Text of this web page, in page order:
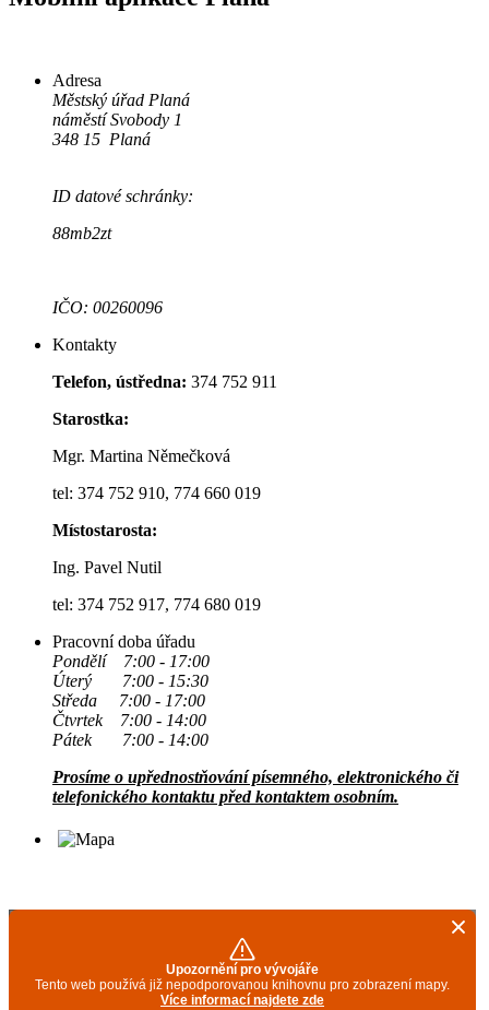
Adresa
Městský úřad Planá
náměstí Svobody 1
348 15 Planá
ID datové schránky:
88mb2zt
IČO: 00260096
Kontakty
Telefon, ústředna: 374 752 911
Starostka:
Mgr. Martina Němečková
tel: 374 752 910, 774 660 019
Místostarosta:
Ing. Pavel Nutil
tel: 374 752 917, 774 680 019
Pracovní doba úřadu
Pondělí 7:00 - 17:00
Úterý 7:00 - 15:30
Středa 7:00 - 17:00
Čtvrtek 7:00 - 14:00
Pátek 7:00 - 14:00
Prosíme o upřednostňování písemného, elektronického či
telefonického kontaktu před kontaktem osobním.